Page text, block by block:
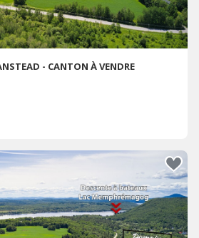
- CANTON À VENDRE